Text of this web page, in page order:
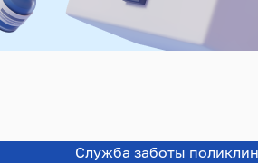
Служба заботы